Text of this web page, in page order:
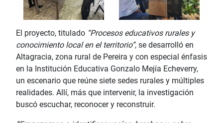
El proyecto, titulado “Procesos educativos rurales y
conocimiento local en el territorio”, se desarrolló en
Altagracia, zona rural de Pereira y con especial énfasis
en la Institución Educativa Gonzalo Mejía Echeverry,
un escenario que reúne siete sedes rurales y múltiples
realidades. Allí, más que intervenir, la investigación
buscó escuchar, reconocer y reconstruir.